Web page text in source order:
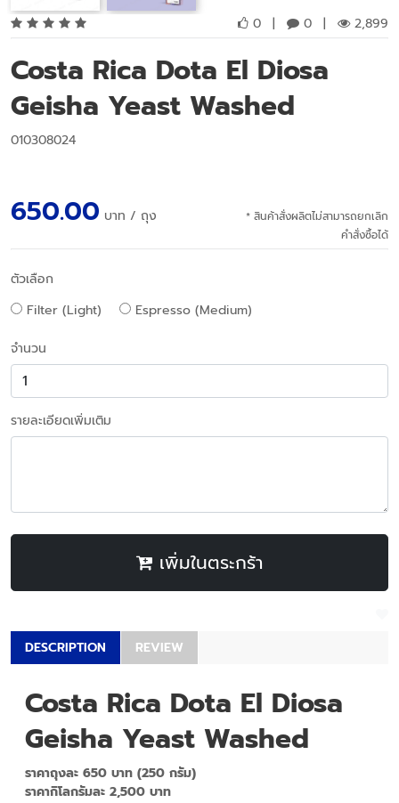
0 | 0 | 2,899
Costa Rica Dota El Diosa
Geisha Yeast Washed
010308024
650.00 บาท / ถุง
* สินค้าสั่งผลิตไม่สามารถยกเลิก
คำสั่งซื้อได้
ตัวเลือก
Filter (Light)
Espresso (Medium)
จำนวน
รายละเอียดเพิ่มเติม
เพิ่มในตระกร้า
DESCRIPTION REVIEW
Costa Rica Dota El Diosa
Geisha Yeast Washed
ราคาถุงละ 650 บาท (250 กรัม)
ราคากิโลกรัมละ 2,500 บาท